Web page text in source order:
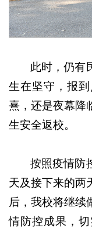
此时，仍有
生在坚守，报
熹，还是夜幕降
生安全返校。
按照疫情防
天及接下来的两
后，我校将继续
情防控成果，